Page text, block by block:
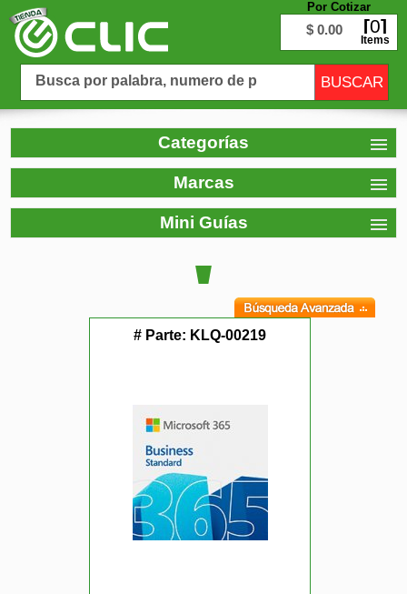
Por Cotizar
$ 0.00 0
Items
Categorías
Marcas
Mini Guías
# Parte: KLQ-00219